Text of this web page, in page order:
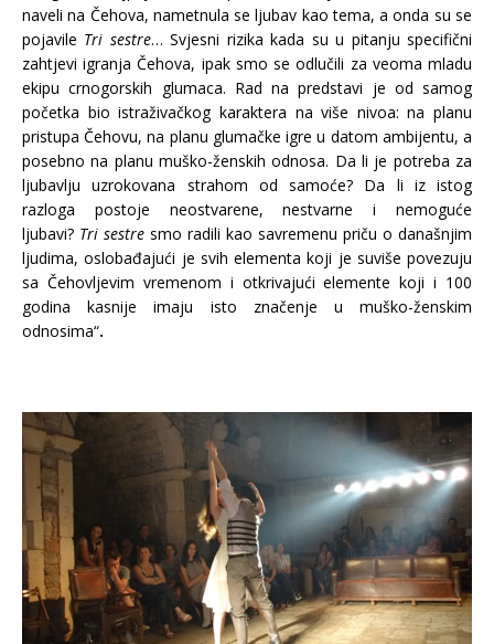
naveli na Čehova, nametnula se ljubav kao tema, a onda su se
pojavile Tri sestre… Svjesni rizika kada su u pitanju specifični
zahtjevi igranja Čehova, ipak smo se odlučili za veoma mladu
ekipu crnogorskih glumaca. Rad na predstavi je od samog
početka bio istraživačkog karaktera na više nivoa: na planu
pristupa Čehovu, na planu glumačke igre u datom ambijentu, a
posebno na planu muško-ženskih odnosa. Da li je potreba za
ljubavlju uzrokovana strahom od samoće? Da li iz istog
razloga postoje neostvarene, nestvarne i nemoguće
ljubavi? Tri sestre smo radili kao savremenu priču o današnjim
ljudima, oslobađajući je svih elementa koji je suviše povezuju
sa Čehovljevim vremenom i otkrivajući elemente koji i 100
godina kasnije imaju isto značenje u muško-ženskim
odnosima“.